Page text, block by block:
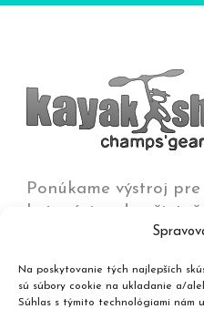
Na poskytovanie tých najlepších
sú súbory cookie na ukladanie a/
Súhlas s týmito technológiami nám
Ponúkame výstroj
kategórie od
olympijských víťazov
najdivokejšie rieky,